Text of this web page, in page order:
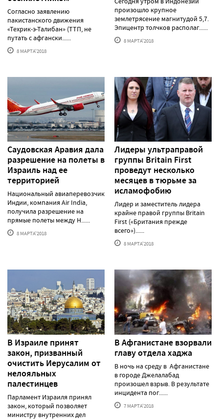
Согласно заявлению
пакистанского движения
«Техрик-э-Талибан» (ТТП, не
путать с афгански......
8 МАРТА'2018
произошло крупное
землетрясение магнитудой 5,7.
Эпицентр толчков располаг......
8 МАРТА'2018
Саудовская Аравия дала
разрешение на полеты в
Израиль над ее
территорией
Национальный авиаперевозчик
Индии, компания Air India,
получила разрешение на
прямые полеты между Н......
8 МАРТА'2018
Лидеры ультраправой
группы Britain First
проведут несколько
месяцев в тюрьме за
исламофобию
Лидер и заместитель лидера
крайне правой группы Britain
First («Британия прежде
всего»)......
8 МАРТА'2018
В Израиле принят
закон, призванный
очистить Иерусалим от
нелояльных
палестинцев
Парламент Израиля принял
закон, который позволяет
министру внутренних дел
В Афганистане взорвали
главу отдела хаджа
В ночь на среду в Афганистане
в городе Джелалабад
произошел взрыв. В результате
инцидента пог......
7 МАРТА'2018